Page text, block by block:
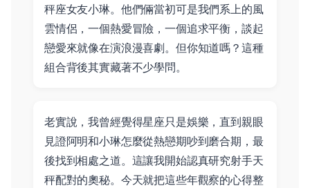
秤座女友小琳。他們倆當初可是我們系上的風
雲情侶，一個熱愛冒險，一個追求平衡，談起
戀愛來就像在演浪漫喜劇。但你知道嗎？這種
組合背後其實藏著不少學問。
老實說，我曾經覺得星座只是娛樂，直到親眼
見證阿明和小琳怎麼從熱戀期吵到磨合期，最
後找到相處之道。這讓我開始認真研究射手天
秤配對的奧秘。今天就把這些年觀察的心得整